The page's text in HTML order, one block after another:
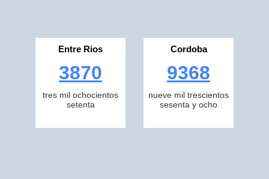
Entre Rios
3870
tres mil ochocientos
setenta
Cordoba
9368
nueve mil trescientos
sesenta y ocho